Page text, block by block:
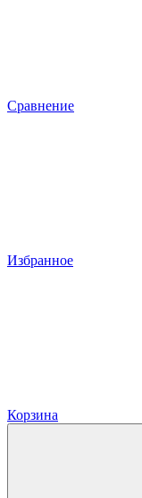
Сравнение
Избранное
Корзина